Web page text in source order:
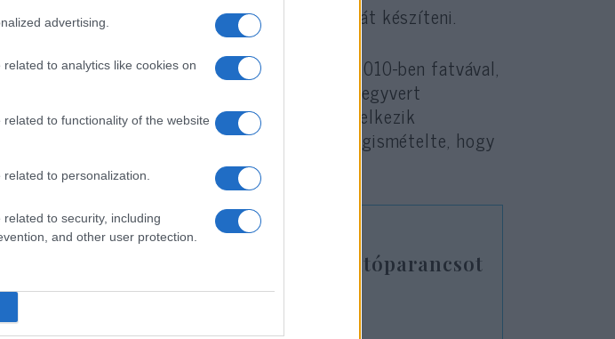
advertising.
to analytics like cookies on
to functionality of the website
to personalization.
to security, including
and other user protection.
hogy Irán technikailag képes atombombát készíteni.
az ajatollah mondja ki a végső szót, aki 2010-ben fatvával,
hogy országa nem akar nukleáris fegyvert
vezető 2019-ben elismerte, hogy Irán rendelkezik
alkalmas technológiával, megismételte, hogy
„helytelen és vallásilag tiltott”.
Argentína nemzetközi elfogatóparancsot
az iráni belügyminiszterre